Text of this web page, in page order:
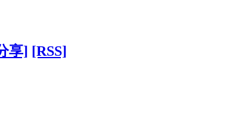
享] [RSS]